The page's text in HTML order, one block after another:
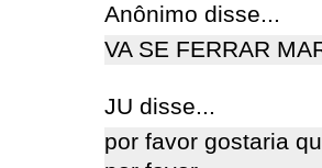
Anônimo disse...
VA SE FERRAR
JU disse...
por favor gostaria